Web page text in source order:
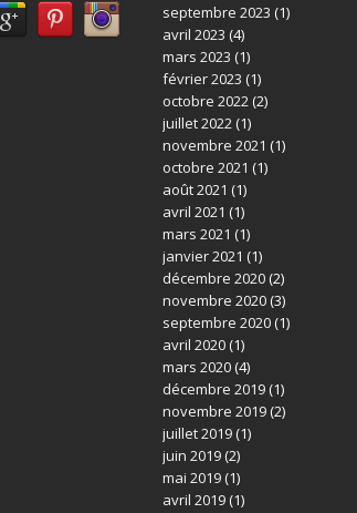
septembre 2023 (1)
avril 2023 (4)
mars 2023 (1)
février 2023 (1)
octobre 2022 (2)
juillet 2022 (1)
novembre 2021 (1)
octobre 2021 (1)
août 2021 (1)
avril 2021 (1)
mars 2021 (1)
janvier 2021 (1)
décembre 2020(2)
novembre 2020(3)
septembre 2020(1)
avril 2020(1)
mars 2020(4)
décembre 2019(1)
novembre 2019(2)
juillet 2019(1)
juin 2019(2)
mai 2019(1)
avril 2019(1)